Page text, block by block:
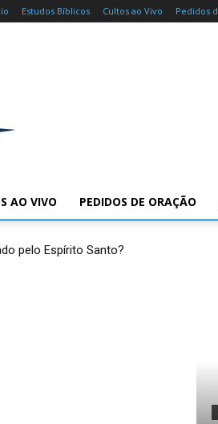
Estudos Bíblicos Cultos ao Vivo Pedidos
AO VIVO PEDIDOS DE ORAÇÃO
pelo Espírito Santo?